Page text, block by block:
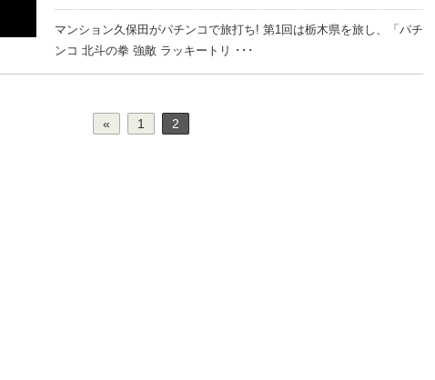
マンション久保田がパチンコで旅打ち! 第1回は栃木県を旅し、「パチ
ンコ 北斗の拳 強敵 ラッキートリ ･･･
« 1 2